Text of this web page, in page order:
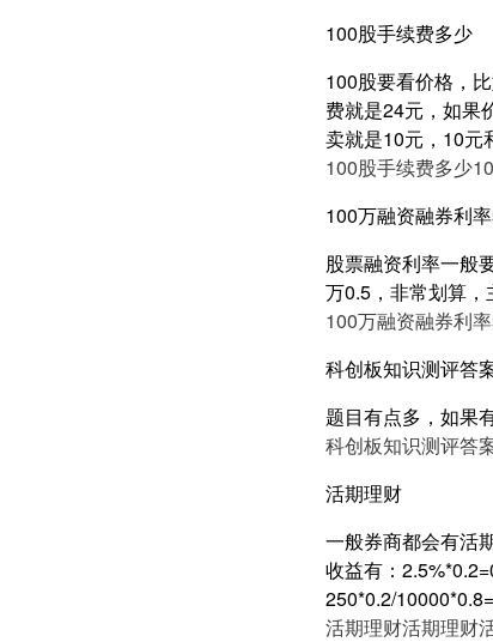
100股手续费多少
100股要看价格，
费就是24元，如果
卖就是10元，10元
100股手续费多少
100万融资融券利
股票融资利率一般
万0.5，非常划算
100万融资融券利
科创板知识测评答
题目有点多，如果
科创板知识测评答
活期理财
一般券商都会有活
收益有：
250*0.2/
活期理财活期理财